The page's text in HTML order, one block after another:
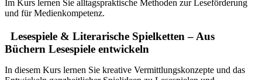
Im Kurs lernen Sie alltagspraktische Methoden zur Leseförderung
und für Medienkompetenz.
Lesespiele & Literarische Spielketten – Aus
Büchern Lesespiele entwickeln
In diesem Kurs lernen Sie kreative Vermittlungskonzepte und das